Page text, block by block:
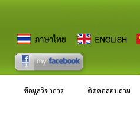
ข้อมูลวิชาการ ติดต่อสอบถาม